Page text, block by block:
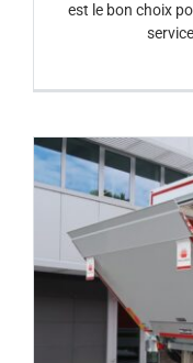
est le bon choix